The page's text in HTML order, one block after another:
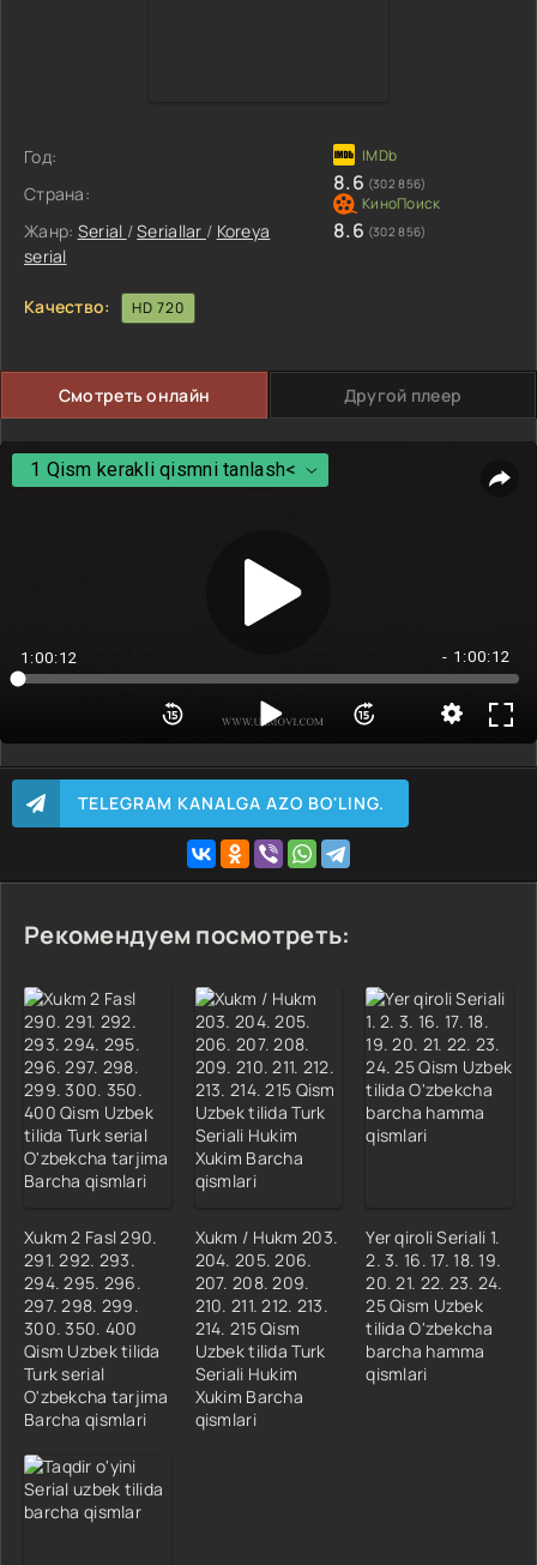
Год:
Страна:
Жанр: Serial /Seriallar / Koreya
serial
8.6 (302 856)
8.6 (302 856)
Качество: HD 720
Смотреть онлайн Другой плеер
1:00:12 - 1:00:12
1 Qism kerakli qismni tanlash<
6 Qism
9 Qism
10 QismTELEGRAM KANALGA AZO BO'LING.
Рекомендуем посмотреть:
Xukm 2 Fasl 290.
291. 292. 293.
294. 295. 296.
297. 298. 299.
300. 350. 400
Qism Uzbek tilida
Turk serial
O'zbekcha tarjima
Barcha qismlari
Xukm / Hukm 203.
204. 205. 206.
207. 208. 209.
210. 211. 212. 213.
214. 215 Qism
Uzbek tilida Turk
Seriali Hukim
Xukim Barcha
qismlari
Yer qiroli Seriali 1.
2. 3. 16. 17. 18. 19.
20. 21. 22. 23. 24.
25 Qism Uzbek
tilida O'zbekcha
barcha hamma
qismlari